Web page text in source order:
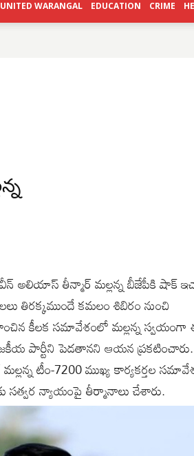
UNITED WARANGAL EDUCATION CRIME
అలియాస్ తీన్మార్ మల్లన్న బీజేపీకి షాక్
తిరక్కముందే కమలం శిబిరం నుంచి
కీలక సమావేశంలో మల్లన్న స్వయంగా
పార్టీని పెడతానని ఆయన
టీం-7200 ముఖ్య కార్యకర్తల
సత్వర న్యాయంపై తీర్మానాలు చేశారు.